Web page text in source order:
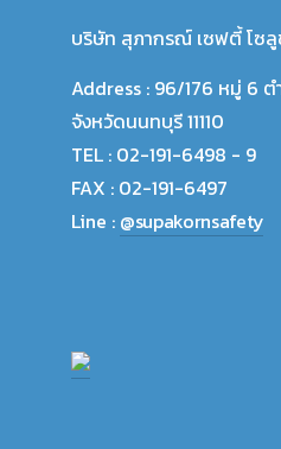
บริษัท สุภากรณ์ เซฟตี้ โซ
Address : 96/176 หมู่ 6 ต
จังหวัดนนทบุรี 11110
TEL : 02-191-6498 - 9
FAX : 02-191-6497
Line : @supakornsafety